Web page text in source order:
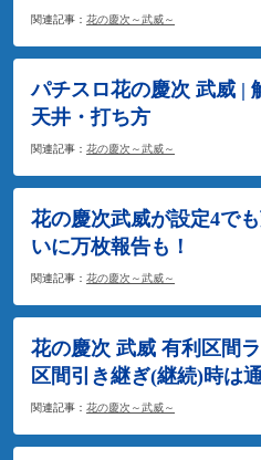
関連記事： 花の慶次～武威～
パチスロ花の慶次 武威 |
天井・打ち方
関連記事： 花の慶次～武威～
花の慶次武威が設定4で
いに万枚報告も！
関連記事： 花の慶次～武威～
花の慶次 武威 有利区間
区間引き継ぎ(継続)時は
関連記事： 花の慶次～武威～